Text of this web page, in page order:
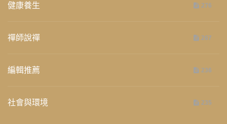
健康養生 276
禪師說禪 267
編輯推薦 236
社會與環境 235